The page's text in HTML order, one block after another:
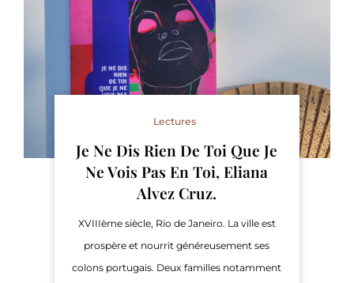
Lectures
Je Ne Dis Rien De Toi Que Je
Ne Vois Pas En Toi, Eliana
Alvez Cruz.
XVIIIème siècle, Rio de Janeiro. La ville est
prospère et nourrit généreusement ses
colons portugais. Deux familles notamment